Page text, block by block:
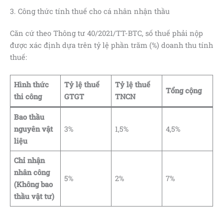
3. Công thức tính thuế cho cá nhân nhận thầu
Căn cứ theo Thông tư 40/2021/TT-BTC, số thuế phải nộp
được xác định dựa trên tỷ lệ phần trăm (%) doanh thu tính
thuế:
Hình thức
thi công
Tỷ lệ thuế
GTGT
Tỷ lệ thuế
TNCN
Tổng cộng
Bao thầu
nguyên vật
liệu
3% 1,5% 4,5%
Chỉ nhận
nhân công
(Không bao
thầu vật tư)
5% 2% 7%